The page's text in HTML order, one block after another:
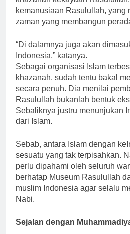
kemanusiaan Rasulullah, yang
zaman yang membangun
“Di dalamnya juga akan
Indonesia,” katanya.
Sebagai organisasi Islam
khazanah, sudah tentu bakal
secara penuh. Dia menilai
Rasulullah bukanlah bentuk
Sebaliknya justru menunjukan
dari Islam.
Sebab, antara Islam dengan
sesuatu yang tak terpisahkan.
perlu dipahami oleh seluruh
berhatap Museum Rasulullah
muslim Indonesia agar selalu
Nabi.
Sejalan dengan